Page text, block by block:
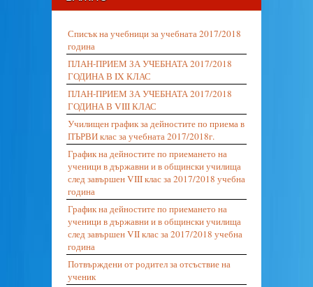
Списък на учебници за учебната 2017/2018
година
ПЛАН-ПРИЕМ ЗА УЧЕБНАТА 2017/2018
ГОДИНА В IX КЛАС
ПЛАН-ПРИЕМ ЗА УЧЕБНАТА 2017/2018
ГОДИНА В VIII КЛАС
Училищен график за дейностите по приема в
ПЪРВИ клас за учебната 2017/2018г.
График на дейностите по приемането на
ученици в държавни и в общински училища
след завършен VIII клас за 2017/2018 учебна
година
График на дейностите по приемането на
ученици в държавни и в общински училища
след завършен VII клас за 2017/2018 учебна
година
Потвърждени от родител за отсъствие на
ученик